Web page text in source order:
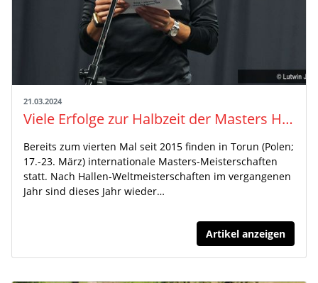
21.03.2024
Viele Erfolge zur Halbzeit der Masters Hallen-EM mit Winterwurf in Torun
Bereits zum vierten Mal seit 2015 finden in Torun (Polen;
17.-23. März) internationale Masters-Meisterschaften
statt. Nach Hallen-Weltmeisterschaften im vergangenen
Jahr sind dieses Jahr wieder…
Artikel anzeigen